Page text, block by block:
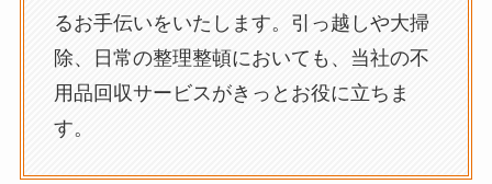
るお手伝いをいたします。引っ越しや大掃
除、日常の整理整頓においても、当社の不
用品回収サービスがきっとお役に立ちま
す。